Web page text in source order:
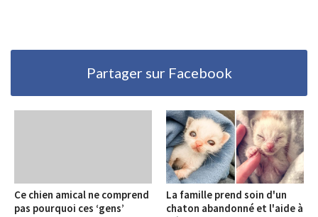
Partager sur Facebook
Ce chien amical ne comprend
pas pourquoi ces ‘gens’
La famille prend soin d'un
chaton abandonné et l'aide à